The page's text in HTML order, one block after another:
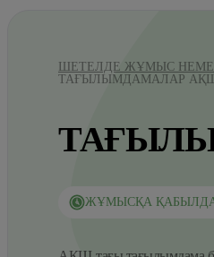
ШЕТЕЛДЕ ЖҰМЫС
ТАҒЫЛЫМДАМАЛАР
ЖҰМЫСҚА